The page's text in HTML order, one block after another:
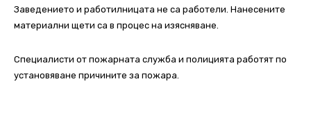
Заведението и работилницата не са работели. Нанесените
материални щети са в процес на изясняване.
Специалисти от пожарната служба и полицията работят по
установяване причините за пожара.